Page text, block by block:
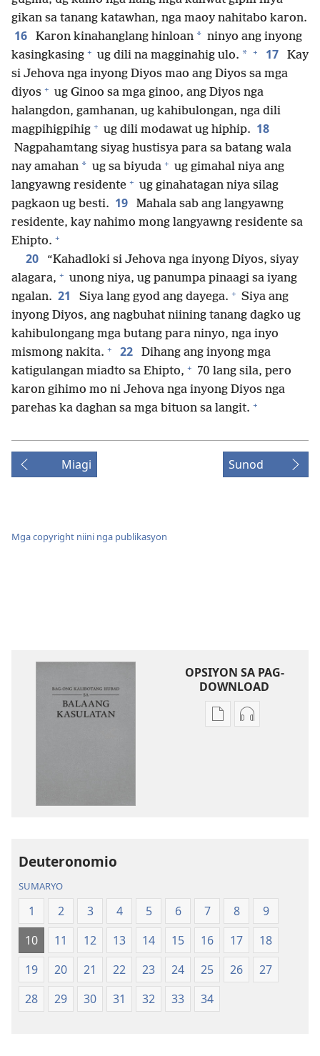
gikan sa tanang katawhan, nga maoy nahitabo karon.
16 Karon kinahanglang hinloan * ninyo ang inyong
kasingkasing + ug dili na magginahig ulo. * + 17
Kay
si Jehova nga inyong Diyos mao ang Diyos sa mga
diyos + ug Ginoo sa mga ginoo, ang Diyos nga
halangdon, gamhanan, ug kahibulongan, nga dili
magpihigpihig + ug dili modawat ug hiphip. 18
Nagpahamtang siyag hustisya para sa batang wala
nay amahan * ug sa biyuda + ug gimahal niya ang
langyawng residente + ug ginahatagan niya silag
pagkaon ug besti. 19
Mahala sab ang langyawng
residente, kay nahimo mong langyawng residente sa
Ehipto. +
20
“Kahadloki si Jehova nga inyong Diyos, siyay
alagara, + unong niya, ug panumpa pinaagi sa iyang
ngalan. 21 Siya lang gyod ang dayega. + Siya ang
inyong Diyos, ang nagbuhat niining tanang dagko ug
kahibulongang mga butang para ninyo, nga inyo
mismong nakita. + 22
Dihang ang inyong mga
katigulangan miadto sa Ehipto, + 70 lang sila, pero
karon gihimo mo ni Jehova nga inyong Diyos nga
parehas ka daghan sa mga bituon sa langit. +
Miagi Sunod
Mga copyright niini nga publikasyon
OPSIYON SA PAG-
DOWNLOAD
Opsiyon
Balaang
Kasulatan
(Gihubad
Gikan
sa
nga
Opsiyon
Balaang
Kasulatan
(Gihubad
Gikan
sa
Deuteronomio
SUMARYO
1 2 3 4 5 6 7 8
9
10
11 12 13 14 15 16 17
18
19
20 21 22 23 24 25 26
27
28
29 30 31 32 33 34